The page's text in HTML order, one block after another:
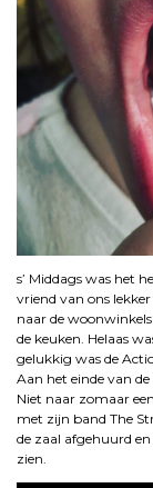
s’ Middags was het
vriend van ons
naar de
de keuken. Helaas
gelukkig was de
Aan het einde van
Niet naar zomaar
met zijn band The
de zaal afgehuurd
zien.